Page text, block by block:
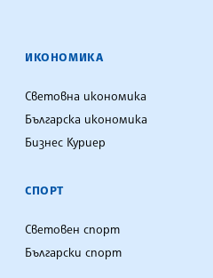
ИКОНОМИКА
Световна икономика
Българска икономика
Бизнес Куриер
СПОРТ
Световен спорт
Български спорт